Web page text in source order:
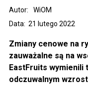
Data: 21 lutego 2022
Autor: WiOM
Zmiany cenowe na
zauważalne są na
EastFruits wymienili
odczuwalnym